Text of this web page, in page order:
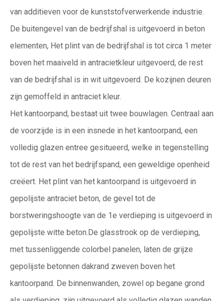
van additieven voor de kunststofverwerkende industrie.
De buitengevel van de bedrijfshal is uitgevoerd in beton
elementen, Het plint van de bedrijfshal is tot circa 1 meter
boven het maaiveld in antracietkleur uitgevoerd, de rest
van de bedrijfshal is in wit uitgevoerd. De kozijnen deuren
zijn gemoffeld in antraciet kleur.
Het kantoorpand, bestaat uit twee bouwlagen. Centraal aan
de voorzijde is in een insnede in het kantoorpand, een
volledig glazen entree gesitueerd, welke in tegenstelling
tot de rest van het bedrijfspand, een geweldige openheid
creëert. Het plint van het kantoorpand is uitgevoerd in
gepolijste antraciet beton, de gevel tot de
borstweringshoogte van de 1e verdieping is uitgevoerd in
gepolijste witte beton.De glasstrook op de verdieping,
met tussenliggende colorbel panelen, laten de grijze
gepolijste betonnen dakrand zweven boven het
kantoorpand. De binnenwanden, zowel op begane grond